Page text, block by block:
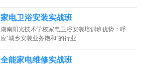
家电卫浴安装实战班
湖南阳光技术学校家电卫浴安装培训班优势：呼
应“城乡安装业务饱和”的行业…
全能家电维修实战班